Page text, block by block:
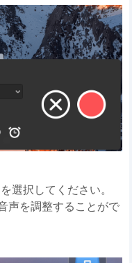
を選択してください。
声を調整することがで